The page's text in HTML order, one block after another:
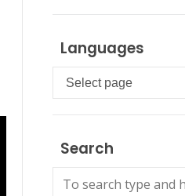
Languages
Languages
Search